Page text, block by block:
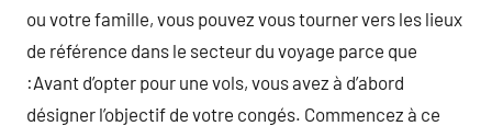
ou votre famille, vous pouvez vous tourner vers les lieux
de référence dans le secteur du voyage parce que
:Avant d’opter pour une vols, vous avez à d’abord
désigner l’objectif de votre congés. Commencez à ce